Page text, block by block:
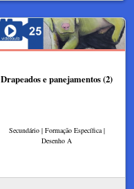
Drapeados e panejamentos (2)
Secundário | Formação Específica |
Desenho A